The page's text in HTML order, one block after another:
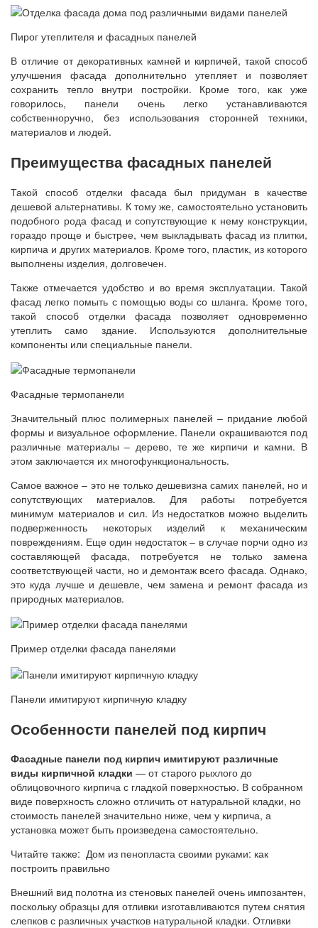
Пирог утеплителя и фасадных панелей
В отличие от декоративных камней и кирпичей, такой способ
улучшения фасада дополнительно утепляет и позволяет
сохранить тепло внутри постройки. Кроме того, как уже
говорилось, панели очень легко устанавливаются
собственноручно, без использования сторонней техники,
материалов и людей.
Преимущества фасадных панелей
Такой способ отделки фасада был придуман в качестве
дешевой альтернативы. К тому же, самостоятельно установить
подобного рода фасад и сопутствующие к нему конструкции,
гораздо проще и быстрее, чем выкладывать фасад из плитки,
кирпича и других материалов. Кроме того, пластик, из которого
выполнены изделия, долговечен.
Также отмечается удобство и во время эксплуатации. Такой
фасад легко помыть с помощью воды со шланга. Кроме того,
такой способ отделки фасада позволяет одновременно
утеплить само здание. Используются дополнительные
компоненты или специальные панели.
Фасадные термопанели
Значительный плюс полимерных панелей – придание любой
формы и визуальное оформление. Панели окрашиваются под
различные материалы – дерево, те же кирпичи и камни. В
этом заключается их многофункциональность.
Самое важное – это не только дешевизна самих панелей, но и
сопутствующих материалов. Для работы потребуется
минимум материалов и сил. Из недостатков можно выделить
подверженность некоторых изделий к механическим
повреждениям. Еще один недостаток – в случае порчи одно из
составляющей фасада, потребуется не только замена
соответствующей части, но и демонтаж всего фасада. Однако,
это куда лучше и дешевле, чем замена и ремонт фасада из
природных материалов.
Пример отделки фасада панелями
Панели имитируют кирпичную кладку
Особенности панелей под кирпич
Фасадные панели под кирпич имитируют различные
виды кирпичной кладки — от старого рыхлого до
облицовочного кирпича с гладкой поверхностью. В собранном
виде поверхность сложно отличить от натуральной кладки, но
стоимость панелей значительно ниже, чем у кирпича, а
установка может быть произведена самостоятельно.
Читайте также: Дом из пенопласта своими руками: как
построить правильно
Внешний вид полотна из стеновых панелей очень импозантен,
поскольку образцы для отливки изготавливаются путем снятия
слепков с различных участков натуральной кладки. Отливки